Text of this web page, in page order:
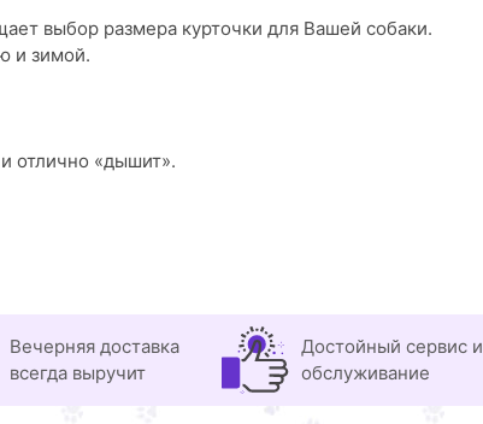
выбор размера курточки для Вашей собаки.
и зимой.
отлично «дышит».
Вечерняя доставка
всегда выручит
Достойный сервис и
обслуживание